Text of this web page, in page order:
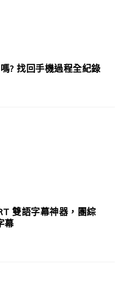
? 找回手機過程全紀錄
雙語字幕神器，團綜
幕